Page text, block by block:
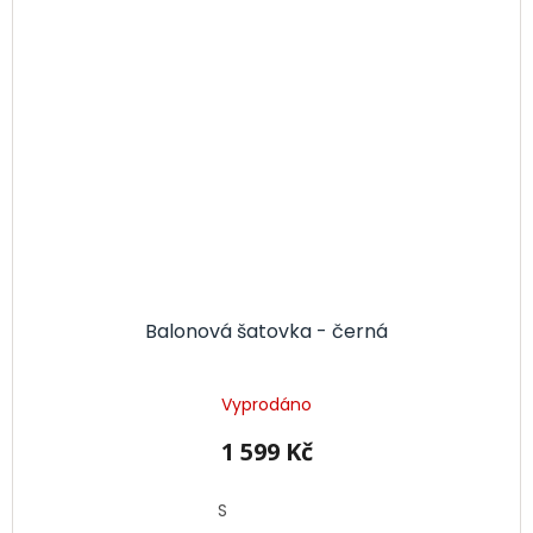
Balonová šatovka - černá
Vyprodáno
1 599 Kč
S